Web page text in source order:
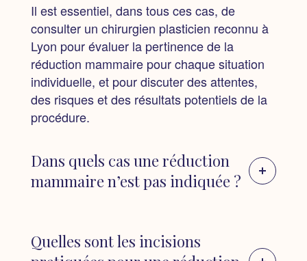
Il est essentiel, dans tous ces cas, de
consulter un chirurgien plasticien reconnu à
Lyon pour évaluer la pertinence de la
réduction mammaire pour chaque situation
individuelle, et pour discuter des attentes,
des risques et des résultats potentiels de la
procédure.
Dans quels cas une réduction
mammaire n’est pas indiquée ?
femmes qui envisagent une grossesse à
court terme ou qui prévoient d’allaiter
Quelles sont les incisions